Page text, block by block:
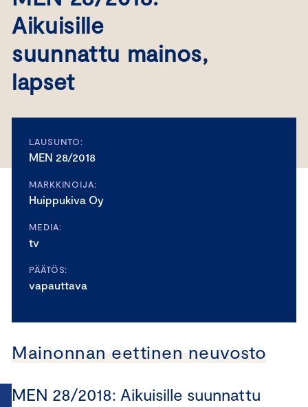
Aikuisille
suunnattu mainos,
lapset
LAUSUNTO:
MEN 28/2018
MARKKINOIJA:
Huippukiva Oy
MEDIA:
tv
PÄÄTÖS:
vapauttava
Mainonnan eettinen neuvosto
MEN 28/2018: Aikuisille suunnattu